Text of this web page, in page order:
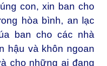
con, xin ban cho
hòa bình, an lạc
ban cho các nhà
hậu và khôn ngoan
cho những ai đang